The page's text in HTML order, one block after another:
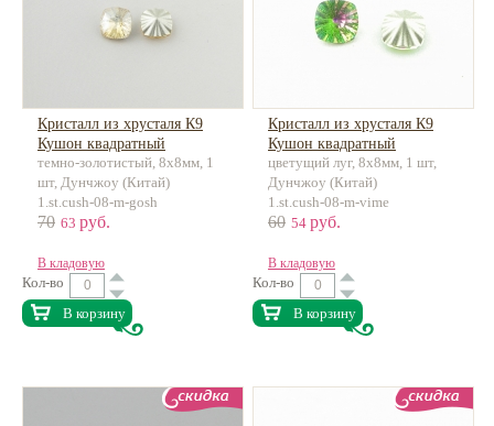
Кристалл из хрусталя К9
Кушон квадратный
Лучистый
темно-золотистый, 8х8мм, 1
шт, Дунчжоу (Китай)
1.st.cush-08-m-gosh
70 63 руб.
В кладовую
Кол-во
В корзину
Кристалл из хрусталя К9
Кушон квадратный
Лучистый
цветущий луг, 8х8мм, 1 шт,
Дунчжоу (Китай)
1.st.cush-08-m-vime
60 54 руб.
В кладовую
Кол-во
В корзину